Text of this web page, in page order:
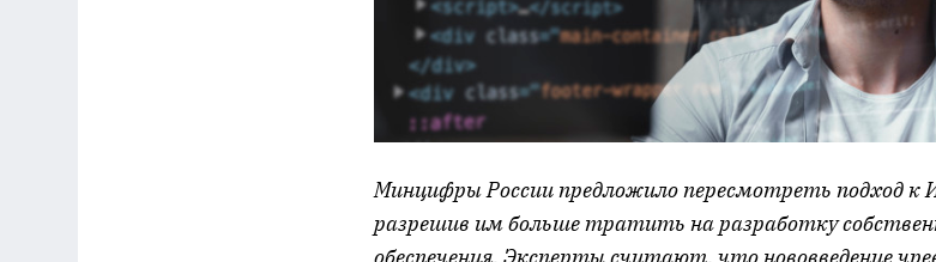
Минцифры России предложило пересмотреть подход к
разрешив им больше тратить на разработку